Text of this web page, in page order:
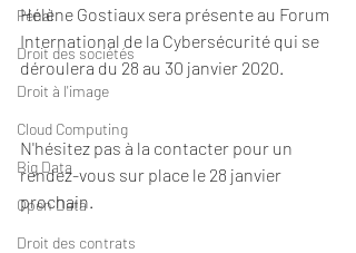
Pénal
Droit des sociétés
Droit à l'image
Cloud Computing
Big Data
Open Data
Droit des contrats
Hélène Gostiaux sera présente au Forum
International de la Cybersécurité qui se
déroulera du 28 au 30 janvier 2020.
N'hésitez pas à la contacter pour un
rendez-vous sur place le 28 janvier
prochain.